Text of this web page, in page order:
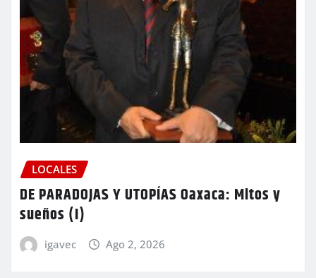
LOCALES
DE PARADOJAS Y UTOPÍAS Oaxaca: Mitos y
sueños (I)
igavec Ago 2, 2026